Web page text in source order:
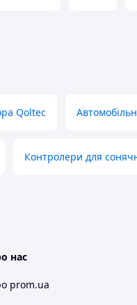
Qoltec
Контролери для
нас
prom.ua